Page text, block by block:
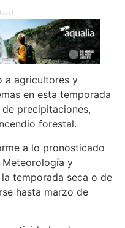
a agricultores y
en esta temporada
precipitaciones,
forestal.
a lo pronosticado
y
temporada seca o de
hasta marzo de